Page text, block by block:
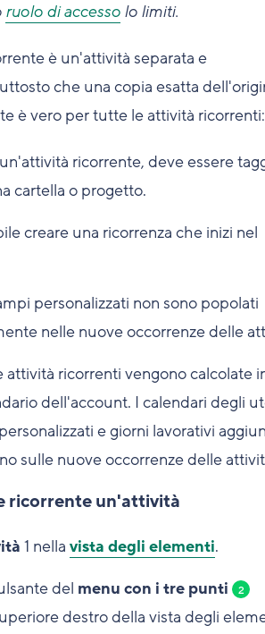
ruolo di accesso lo limiti.
è un'attività separata e
che una copia esatta
è vero per tutte le attività ricorrenti:
ricorrente, deve essere
cartella o progetto.
creare una ricorrenza che inizi nel
personalizzati non sono popolati
nelle nuove occorrenze delle
attività ricorrenti vengono calcolate
dell'account. I calendari degli
e giorni lavorativi
sulle nuove occorrenze delle
ricorrente un'attività
1 nella vista degli elementi.
del menu con i tre punti 2
destro della vista degli